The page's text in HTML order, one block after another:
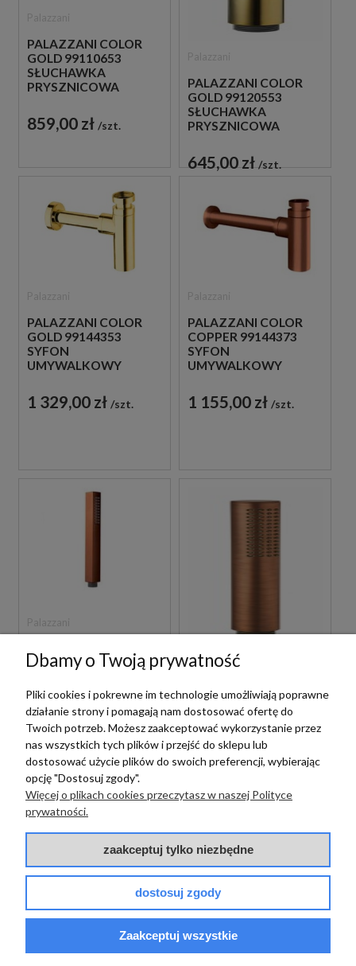
PALAZZANI COLOR
GOLD 99110653
SŁUCHAWKA
PRYSZNICOWA
859,00 zł szt.
PALAZZANI COLOR
GOLD 99120553
SŁUCHAWKA
PRYSZNICOWA
645,00 zł szt.
PALAZZANI COLOR
GOLD 99144353
SYFON
UMYWALKOWY
1 329,00 zł szt.
PALAZZANI COLOR
COPPER 99144373
SYFON
UMYWALKOWY
1 155,00 zł szt.
COPPER 99110673
PRYSZNICOWA
MIEDZIANA
665,00 zł szt.
Palazzani
PALAZZANI COLOR
COPPER 99120573
SŁUCHAWKA
PRYSZNICOWA
MIEDZIANA
489,00 zł szt.
PALAZZANI MIS
Palazzani
PALAZZANI MIS
Dbamy o Twoją prywatność
Pliki cookies i pokrewne im technologie umożliwiają poprawne
działanie strony i pomagają nam dostosować ofertę do
Twoich potrzeb. Możesz zaakceptować wykorzystanie przez
nas wszystkich tych plików i przejść do sklepu lub
dostosować użycie plików do swoich preferencji, wybierając
opcję "Dostosuj zgody".
Więcej o plikach cookies przeczytasz w naszej Polityce
prywatności.
zaakceptuj tylko niezbędne
dostosuj zgody
Zaakceptuj wszystkie